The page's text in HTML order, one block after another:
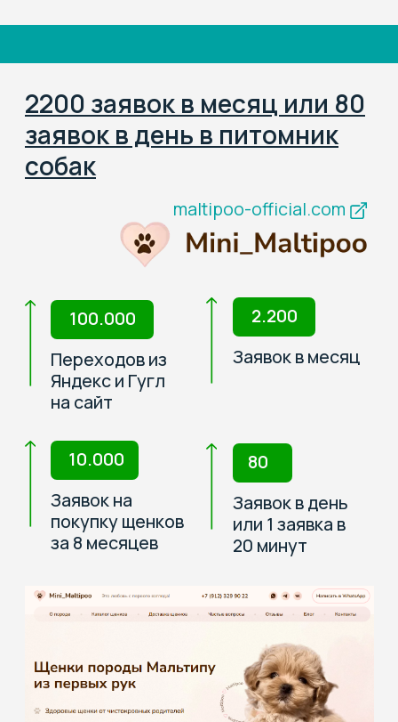
Подробнее о кейсе
С нового сайта в течение двух
недель после запуска упало 29
Начинаем работы по выводу сайта в
топ по высокомаржинальным
услугам
54 заявки
С сайта за первые
3 месяца
Раскупили всех котят в
питомнике за 2 месяца
после запуска сайта
Посетителей из
поисковых систем
посещаемость
сайта за 3 месяца
Следующий
выводок весь в
arabicat.ru